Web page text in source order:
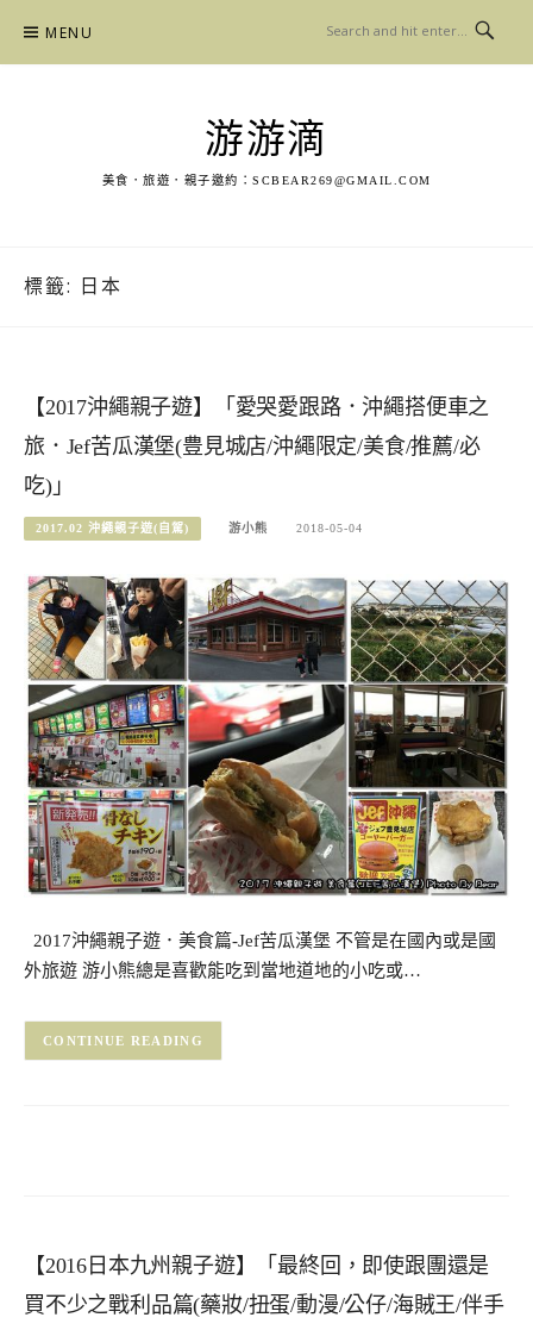
content
MENU
游游滴
美食．旅遊．親子邀約： SCBEAR269@GMAIL.COM
標籤: 日本
【2017沖繩親子遊】「愛哭愛跟路．沖繩搭便車之
旅．Jef苦瓜漢堡(豊見城店/沖繩限定/美食/推薦/必
吃)」
2017.02 沖繩親子遊(自駕) 游小熊 2018-05-04
2017沖繩親子遊．美食篇-Jef苦瓜漢堡 不管是在國內或是國
外旅遊 游小熊總是喜歡能吃到當地道地的小吃或…
CONTINUE READING
【2016日本九州親子遊】「最終回，即使跟團還是
買不少之戰利品篇(藥妝/扭蛋/動漫/公仔/海賊王/伴手